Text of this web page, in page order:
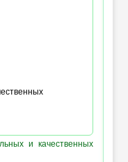
и качественных